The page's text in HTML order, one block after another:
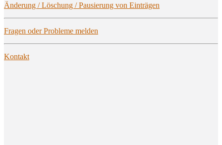
Ände­rung / Löschung / Pau­sie­rung von Einträgen
Fra­gen oder Pro­ble­me melden
Kon­takt